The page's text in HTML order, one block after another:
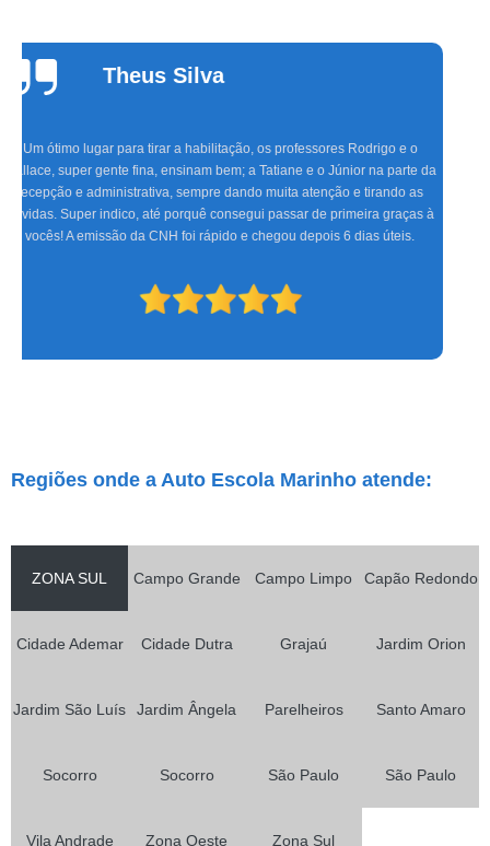
Cinthia
Alvarenga
Fazer aulas com a Marinho foi a melhor experiência que tive, com uma
equipe altamente treinada, profissionais de excelente gabarito, foram seis
meses de muita alegria e sucesso do CFC às aulas práticas, só tenho a
agradecer. Espero que os novos condutores tenham a mesma satisfação
que eu.
Regiões onde a Auto Escola Marinho atende:
ZONA SUL Campo Grande Campo Limpo Capão Redondo
Cidade Ademar Cidade Dutra Grajaú Jardim Orion
Jardim São Luís Jardim Ângela Parelheiros Santo Amaro
Socorro Socorro São Paulo São Paulo
Vila Andrade Zona Oeste Zona Sul